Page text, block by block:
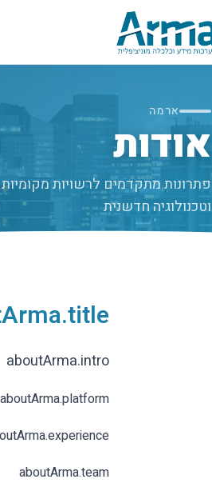
ארמה
אודות
פתרונות מתקדמים לרשויות
וטכנולוגיה חדשנית
aboutArma.intro
aboutArma.platform
aboutArma.team